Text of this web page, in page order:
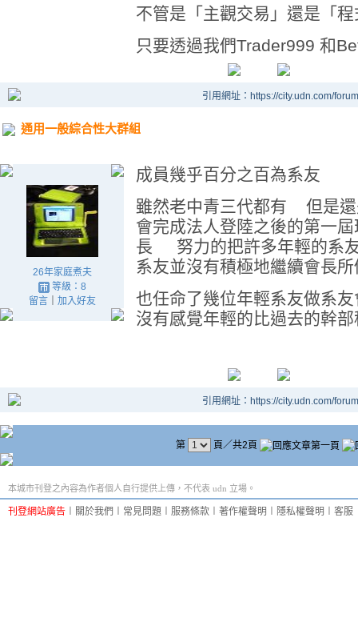
不管是「主觀交易」還是「
只要透過我們Trader999 和
引用網址：https://city.udn.com/
通用一般綜合性大群組
26年家庭煮夫
等級：8
留言｜ 加入好友
成員幾乎百分之百為系友
雖然老中青三代都有 但是
會完成法人登陸之後的第一
長 努力的把許多年輕的系
系友並沒有積極地繼續會長
也任命了幾位年輕系友做系
沒有感覺年輕的比過去的幹部
引用網址：https://city.udn.com/
第 頁／共2頁
本城市刊登之內容為作者個人自行提供上傳，不代表 udn 立場。
刊登網站廣告 關於我們 常見問題 服務條款 著作權聲明 隱私權聲明 客服